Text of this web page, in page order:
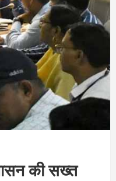
की सख्त